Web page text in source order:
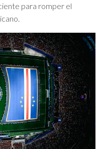
para romper el